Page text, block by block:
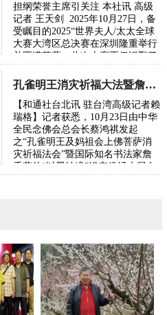
担纲荣誉主席引关注 本社讯 高级
记者 王天剑 2025年10月27日，备
受瞩目的2025“世界夫人/太太全球
大赛大湾区总决赛在深圳隆重举行
并圆满落幕。此次大赛不仅汇聚了
华儿女…
孔雀明王消灾祈福大法暨詹秀蓉镂空佛经展台北隆重举行
【和通社台北讯 驻台湾高级记者赖
瑞格】记者获悉，10月23日由中华
全民念佛会总会长蔡鸿祺发起
之“孔雀明王及妈祖会上佛菩萨消
灾祈福法会”暨国际知名书法家詹
秀蓉的“以墨结缘”镂空佛经大展在